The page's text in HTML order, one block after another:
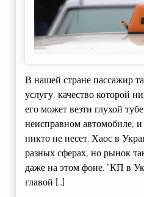
В нашей стране пассажир
услугу, качество которой
его может везти глухой
неисправном автомобиле, и
никто не несет. Хаос в
разных сферах, но рынок
даже на этом фоне. “КП в
главой […]